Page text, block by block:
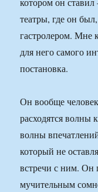
театры, где он
гастролером. Мне
для него самого
постановка.
Он вообще
расходятся волны
волны
который не
встречи с ним. Он
мучительным